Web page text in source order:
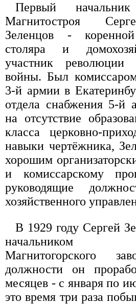
Первый начальник
Магнитостроя
Зеленцов -
столяра и
участник революции
войны. Был комиссаром
3-й армии в
отдела снабжения 5-й
на отсутствие
класса церковно-
навыки чертёжника,
хорошим
и комиссарскому
руководящие
хозяйственного
В 1929 году Сергей
начальником
Магнитогорского
должности он
месяцев - с января по
это время три раза